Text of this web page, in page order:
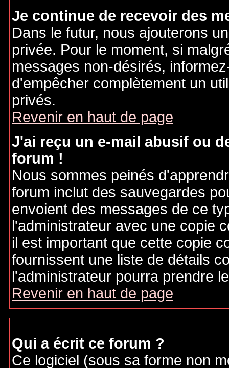
Je continue de recevoir des
Dans le futur, nous ajouterons
privée. Pour le moment, si
messages non-désirés,
d'empêcher complètement un
privés.
Revenir en haut de page
J'ai reçu un e-mail abusif ou
forum !
Nous sommes peinés
forum inclut des sauvegardes
envoient des messages de ce
l'administrateur avec une copie
il est important que cette copie
fournissent une liste de détails
l'administrateur pourra prendre
Revenir en haut de page
Qui a écrit ce forum ?
Ce logiciel (sous sa forme non